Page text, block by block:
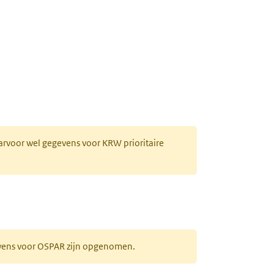
wel gegevens voor KRW prioritaire
voor OSPAR zijn opgenomen.